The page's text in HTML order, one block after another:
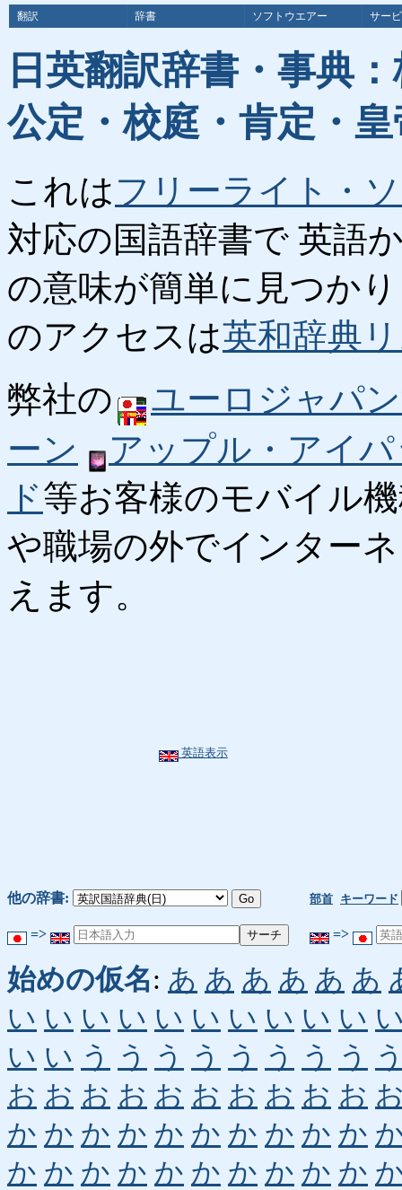
翻訳 辞書 ソフトウエアー サー
日英翻訳辞書・事典
公定・校庭・肯定・
これはフリーライト・
対応の国語辞書で 英語
の意味が簡単に見つか
のアクセスは英和辞典
弊社の
ユーロジャパ
ーン
アップル・アイ
ド等お客様のモバイル
や職場の外でインター
えます。
英語表示
他の辞書: 部首 キーワード
=> =>
始めの仮名: あ あ あ あ あ あ
い い い い い い い い い い
い い う う う う う う う う
お お お お お お お お お お
か か か か か か か か か か
か か か か か か か か か か